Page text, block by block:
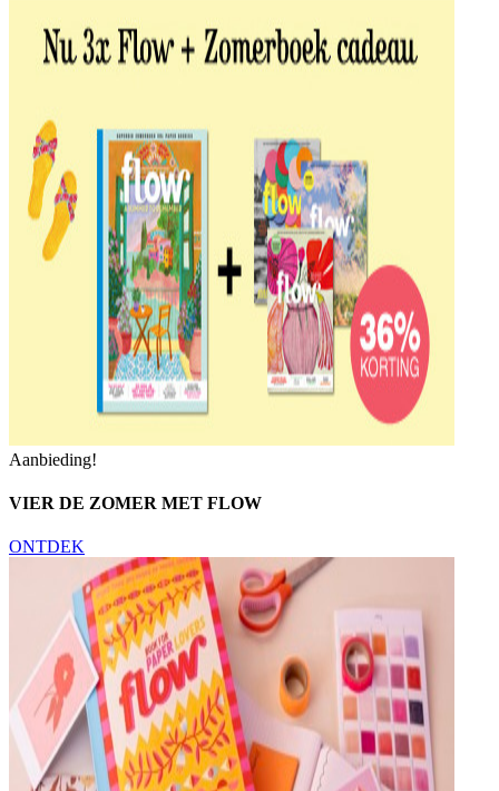
Aanbieding!
VIER DE ZOMER MET FLOW
ONTDEK